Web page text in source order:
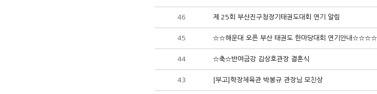
46 제 25회 부산진구청장기태권도대회 연기 알림
45 ☆☆해운대 오픈 부산 태권도 한마당대회 연기안내☆☆☆☆
44 ☆축☆반여금강 김상호관장 결혼식
43 [부고]학장체육관 박봉규 관장님 모친상